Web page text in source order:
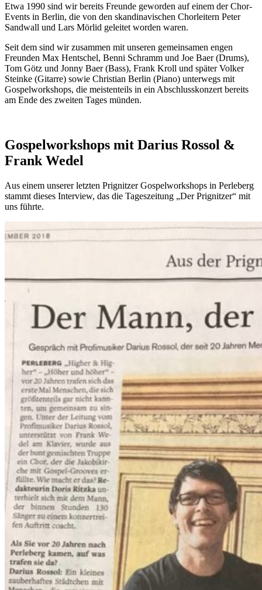
Etwa 1990 sind wir bereits Freunde geworden auf einem der Chor-
Events in Berlin, die von den skandinavischen Chorleitern Peter
Sandwall und Lars Mörlid geleitet worden waren.
Seit dem sind wir zusammen mit unseren gemeinsamen engen
Freunden Max Hentschel, Benni Schramm und Joe Baer (Drums),
Tom Götz und Jonny Baer (Bass), Frank Kroll und später Volker
Steinke (Gitarre) sowie Christian Berlin (Piano) unterwegs mit
Gospelworkshops, die meistenteils in ein Abschlusskonzert bereits
am Ende des zweiten Tages münden.
Gospelworkshops mit Darius Rossol &
Frank Wedel
Aus einem unserer letzten Prignitzer Gospelworkshops in Perleberg
stammt dieses Interview, das die Tageszeitung „Der Prignitzer“ mit
uns führte.